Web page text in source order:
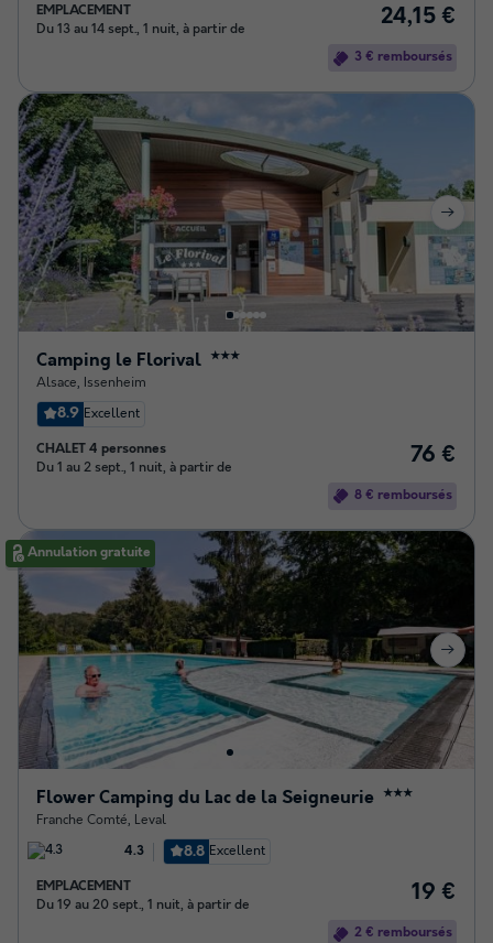
EMPLACEMENT
Du 13 au 14 sept., 1 nuit, à partir de
24,15 €
3 € remboursés
Camping le Florival ★★★
Alsace, Issenheim
8.9 Excellent
CHALET 4 personnes
Du 1 au 2 sept., 1 nuit, à partir de
76 €
8 € remboursés
Annulation gratuite
Flower Camping du Lac de la Seigneurie ★★★
Franche Comté, Leval
4.3 8.8 Excellent
EMPLACEMENT
Du 19 au 20 sept., 1 nuit, à partir de
19 €
2 € remboursés